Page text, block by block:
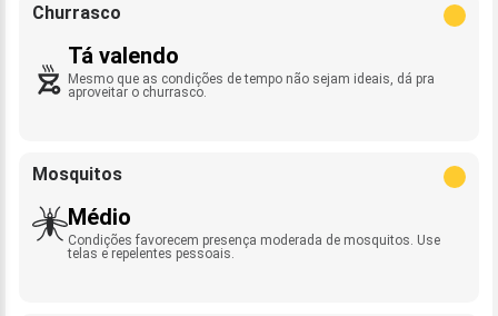
Churrasco
Tá valendo
Mesmo que as condições de tempo não sejam ideais, dá pra
aproveitar o churrasco.
Mosquitos
Médio
Condições favorecem presença moderada de mosquitos. Use
telas e repelentes pessoais.